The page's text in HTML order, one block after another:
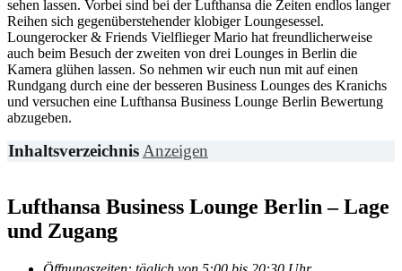
sehen lassen. Vorbei sind bei der Lufthansa die Zeiten endlos langer
Reihen sich gegenüberstehender klobiger Loungesessel.
Loungerocker & Friends Vielflieger Mario hat freundlicherweise
auch beim Besuch der zweiten von drei Lounges in Berlin die
Kamera glühen lassen. So nehmen wir euch nun mit auf einen
Rundgang durch eine der besseren Business Lounges des Kranichs
und versuchen eine Lufthansa Business Lounge Berlin Bewertung
abzugeben.
InhaltsverzeichnisAnzeigen
Lufthansa Business Lounge Berlin – Lage
und Zugang